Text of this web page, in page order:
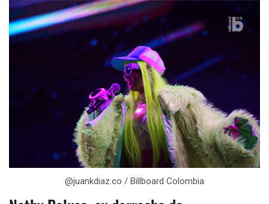
@juankdiaz.co / Billboard Colombia